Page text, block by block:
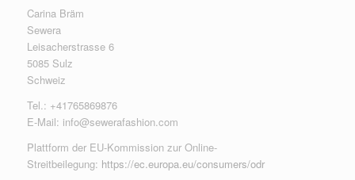
Carina Bräm
Sewera
Leisacherstrasse 6
5085 Sulz
Schweiz
Tel.: +41765869876
E-Mail: info@sewerafashion.com
Plattform der EU-Kommission zur Online-
Streitbeilegung: https://ec.europa.eu/consumers/odr